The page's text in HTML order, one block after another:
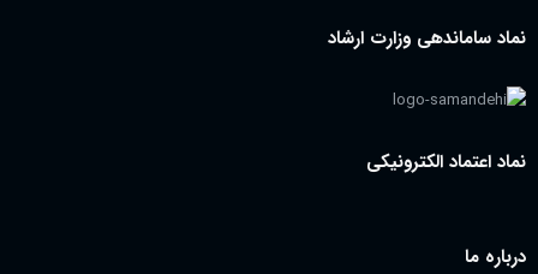
نماد ساماندهی وزارت ارشاد
نماد اعتماد الکترونیکی
درباره ما